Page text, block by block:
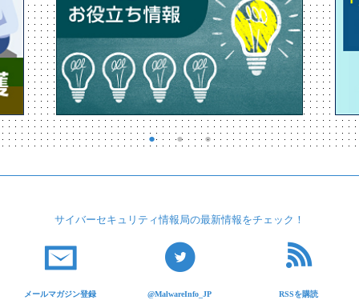
サイバーセキュリティ情報局の最新情報をチェック！
メールマガジン登録 @MalwareInfo_JP RSSを購読